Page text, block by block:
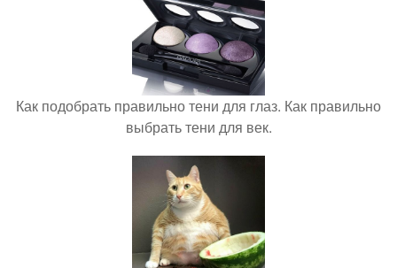
Как подобрать правильно тени для глаз. Как правильно
выбрать тени для век.